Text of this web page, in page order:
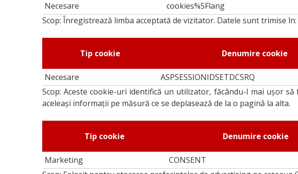
Necesare cookies%5Flang
Scop: Înregistrează limba acceptată de vizitator. Datele sunt trimise în:
Tip cookie Denumire cookie
Necesare ASPSESSIONIDSETDCSRQ
Scop: Aceste cookie-uri identifică un utilizator, făcându-I mai ușor
aceleași informații pe măsură ce se deplasează de la o pagină la alta.
Tip cookie Denumire cookie
Marketing CONSENT